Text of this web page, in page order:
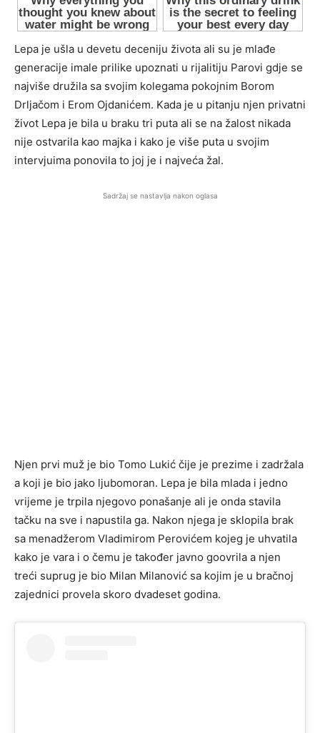
Lepa je ušla u devetu deceniju života ali su je mlađe
generacije imale prilike upoznati u rijalitiju Parovi gdje se
najviše družila sa svojim kolegama pokojnim Borom
Drljačom i Erom Ojdanićem. Kada je u pitanju njen privatni
život Lepa je bila u braku tri puta ali se na žalost nikada
nije ostvarila kao majka i kako je više puta u svojim
intervjuima ponovila to joj je i najveća žal.
Sadržaj se nastavlja nakon oglasa
Njen prvi muž je bio Tomo Lukić čije je prezime i zadržala
a koji je bio jako ljubomoran. Lepa je bila mlada i jedno
vrijeme je trpila njegovo ponašanje ali je onda stavila
tačku na sve i napustila ga. Nakon njega je sklopila brak
sa menadžerom Vladimirom Perovićem kojeg je uhvatila
kako je vara i o čemu je također javno goovrila a njen
treći suprug je bio Milan Milanović sa kojim je u bračnoj
zajednici provela skoro dvadeset godina.